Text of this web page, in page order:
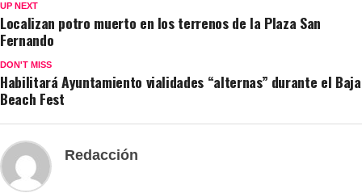
UP NEXT
Localizan potro muerto en los terrenos de la Plaza San
Fernando
DON'T MISS
Habilitará Ayuntamiento vialidades “alternas” durante el Baja
Beach Fest
Redacción